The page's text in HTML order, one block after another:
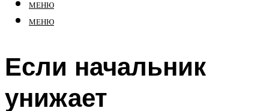
МЕНЮ
МЕНЮ
Если начальник
унижает